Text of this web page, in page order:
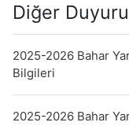
Diğer
2025-2026 Bahar
Bilgileri
2025-2026 Bahar